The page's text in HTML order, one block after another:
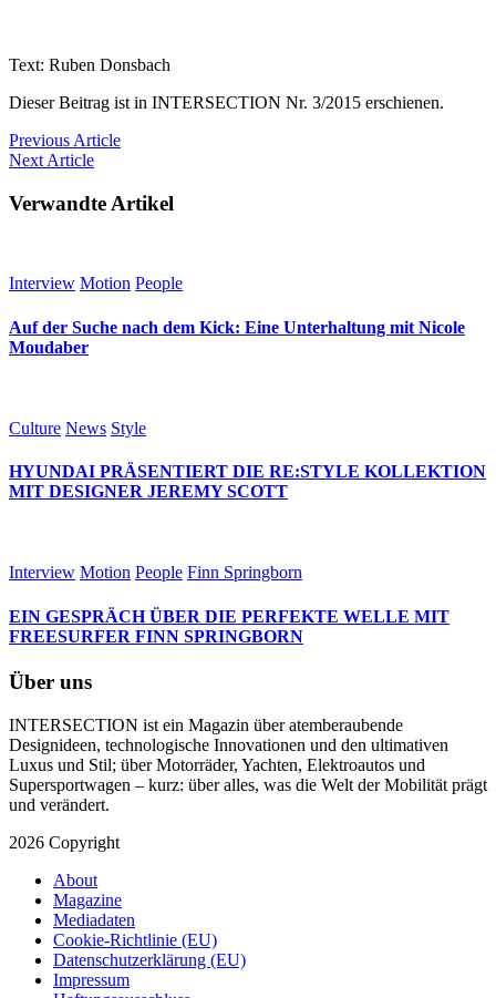
Text: Ruben Donsbach
Dieser Beitrag ist in INTERSECTION Nr. 3/2015 erschienen.
Previous Article
Next Article
Verwandte Artikel
Interview Motion People
Auf der Suche nach dem Kick: Eine Unterhaltung mit Nicole
Moudaber
Culture News Style
HYUNDAI PRÄSENTIERT DIE RE:STYLE KOLLEKTION
MIT DESIGNER JEREMY SCOTT
Interview Motion People Finn Springborn
EIN GESPRÄCH ÜBER DIE PERFEKTE WELLE MIT
FREESURFER FINN SPRINGBORN
Über uns
INTERSECTION ist ein Magazin über atemberaubende
Designideen, technologische Innovationen und den ultimativen
Luxus und Stil; über Motorräder, Yachten, Elektroautos und
Supersportwagen – kurz: über alles, was die Welt der Mobilität prägt
und verändert.
2026 Copyright
About
Magazine
Mediadaten
Cookie-Richtlinie (EU)
Datenschutzerklärung (EU)
Impressum